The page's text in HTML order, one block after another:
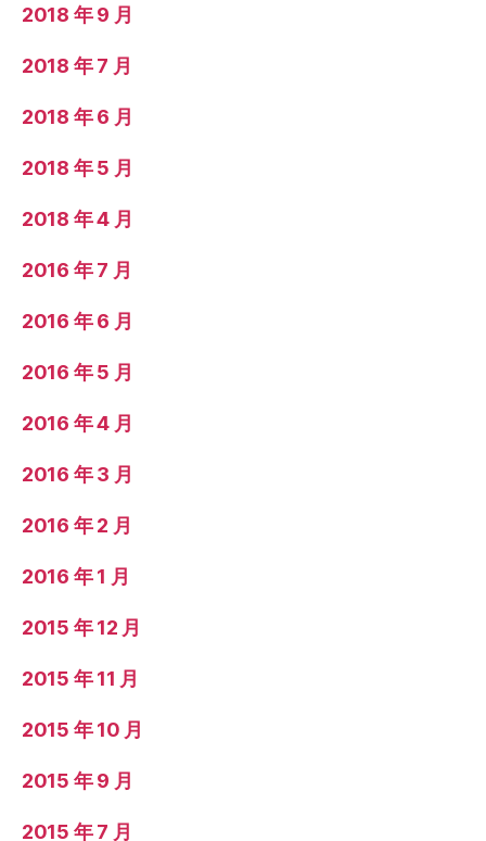
2018 年 9 月
2018 年 7 月
2018 年 6 月
2018 年 5 月
2018 年 4 月
2016 年 7 月
2016 年 6 月
2016 年 5 月
2016 年 4 月
2016 年 3 月
2016 年 2 月
2016 年 1 月
2015 年 12 月
2015 年 11 月
2015 年 10 月
2015 年 9 月
2015 年 7 月